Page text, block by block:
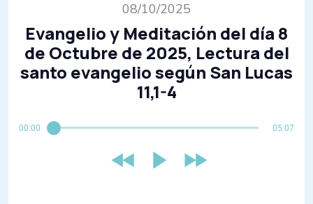
08/10/2025
Evangelio y Meditación del día 8
de Octubre de 2025, Lectura del
santo evangelio según San Lucas
11,1-4
00:00 05:07